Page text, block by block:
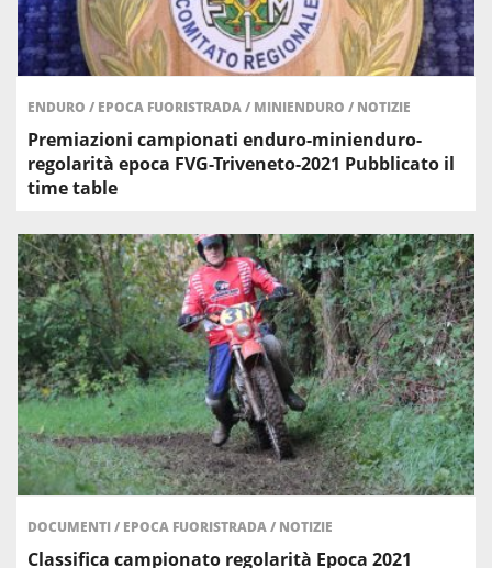
ENDURO / EPOCA FUORISTRADA/ MINIENDURO / NOTIZIE
Premiazioni campionati enduro-minienduro-
regolarità epoca FVG-Triveneto-2021 Pubblicato il
time table
DOCUMENTI/ EPOCA FUORISTRADA/ NOTIZIE
Classifica campionato regolarità Epoca 2021